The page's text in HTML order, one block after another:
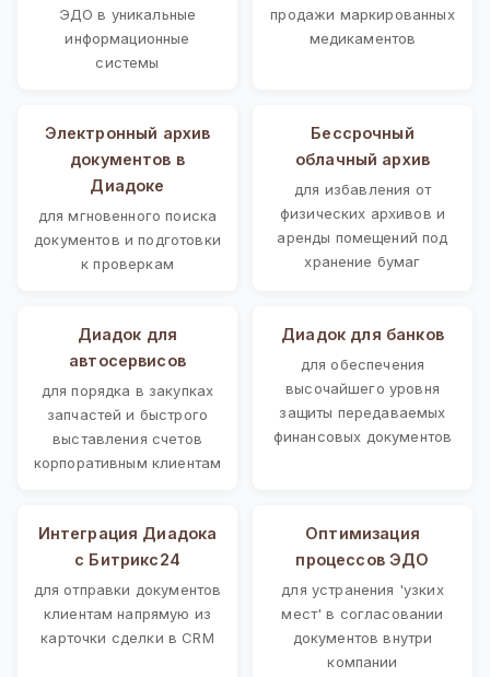
ЭДО в уникальные
информационные
системы
продажи маркированных
медикаментов
Электронный архив
документов в
Диадоке
для мгновенного поиска
документов и подготовки
к проверкам
Бессрочный
облачный архив
для избавления от
физических архивов и
аренды помещений под
хранение бумаг
Диадок для
автосервисов
для порядка в закупках
запчастей и быстрого
выставления счетов
корпоративным клиентам
Диадок для банков
для обеспечения
высочайшего уровня
защиты передаваемых
финансовых документов
Интеграция Диадока
с Битрикс24
для отправки документов
клиентам напрямую из
карточки сделки в CRM
Оптимизация
процессов ЭДО
для устранения 'узких
мест' в согласовании
документов внутри
компании